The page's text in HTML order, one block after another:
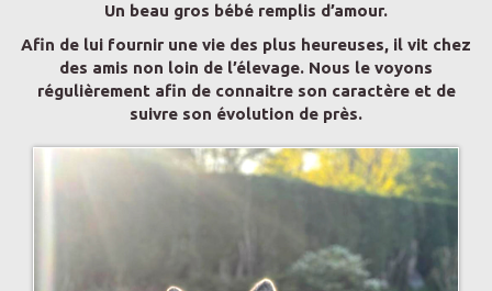
Un beau gros bébé remplis d’amour.
Afin de lui fournir une vie des plus heureuses, il vit chez
des amis non loin de l’élevage. Nous le voyons
régulièrement afin de connaitre son caractère et de
suivre son évolution de près.